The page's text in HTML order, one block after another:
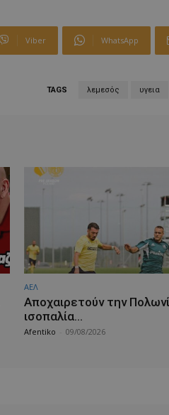
Viber WhatsApp
TAGS λεμεσός υγεια
ΑΕΛ
Aποχαιρετούν την
ισοπαλία…
Afentiko 09/08/2026